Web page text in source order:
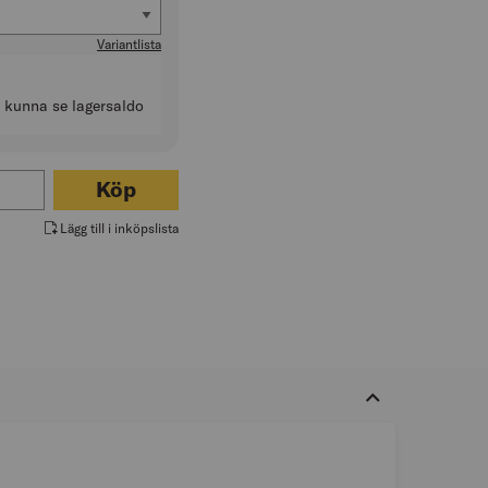
Variantlista
se lagersaldo
SVERIGE
Köp
Lägg till i inköpslista